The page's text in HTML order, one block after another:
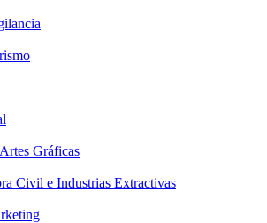
Gráficas
Civil e Industrias Extractivas